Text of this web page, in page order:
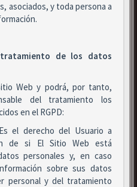
asociados, y toda persona a
de los datos
Web y podrá, por tanto,
del tratamiento los
en el RGPD:
el derecho del Usuario a
de si El Sitio Web está
personales y, en caso
sobre sus datos
personal y del tratamiento